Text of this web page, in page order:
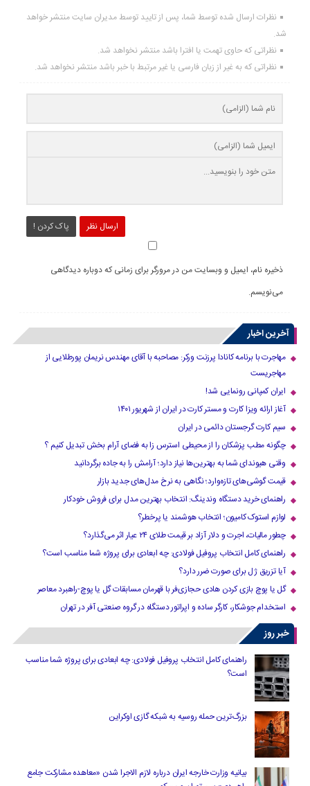
نظرات ارسال شده توسط شما، پس از تایید توسط مدیران سایت منتشر خواهد
شد.
نظراتی که حاوی تهمت یا افترا باشد منتشر نخواهد شد.
نظراتی که به غیر از زبان فارسی یا غیر مرتبط با خبر باشد منتشر نخواهد شد.
ارسال نظر پاک کردن !
ذخیره نام، ایمیل و وبسایت من در مرورگر برای زمانی که دوباره دیدگاهی
می‌نویسم.
آخرین اخبار
مهاجرت با برنامه کانادا پرزنت ورکر: مصاحبه با آقای مهندس نریمان پورطلایی از
مهاجریست
ایران کمپانی رونمایی شد!
آغاز ارائه ویزا کارت و مستر کارت در ایران از شهریور ۱۴۰۱
سیم کارت گرجستان دائمی در ایران
چگونه مطب پزشکان را از محیطی استرس زا به فضای آرام بخش تبدیل کنیم ؟
وقتی هیوندای شما به بهترین‌ها نیاز دارد؛ آرامش را به جاده برگردانید
قیمت گوشی‌های تازه‌وارد؛ نگاهی به نرخ مدل‌های جدید بازار
راهنمای خرید دستگاه وندینگ: انتخاب بهترین مدل برای فروش خودکار
لوازم استوک کامیون؛ انتخاب هوشمند یا پرخطر؟
چطور مالیات، اجرت و دلار آزاد بر قیمت طلای ۲۴ عیار اثر می‌گذارد؟
راهنمای کامل انتخاب پروفیل فولادی: چه ابعادی برای پروژه شما مناسب است؟
آیا تزریق ژل برای صورت ضرر دارد​؟
گل یا پوچ بازی کردن هادی حجازی‌فر با قهرمان مسابقات گل یا پوچ-راهبرد معاصر
استخدام جوشکار، کارگر ساده و اپراتور دستگاه در گروه صنعتی آفر در تهران
خبر روز
راهنمای کامل انتخاب پروفیل فولادی: چه ابعادی برای پروژه شما مناسب
است؟
بزرگ‌ترین حمله روسیه به شبکه گازی اوکراین
بیانیه وزارت خارجه ایران درباره لازم‌ الاجرا شدن «معاهده مشارکت جامع